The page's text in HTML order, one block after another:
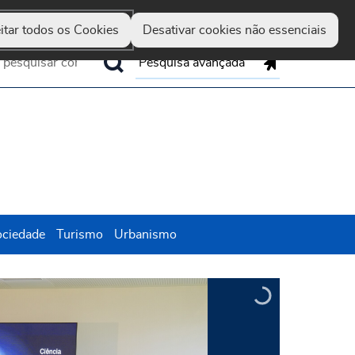
todos os Cookies Desativar cookies não essenciais
Guimarães
Marca
Up
Pesquisa avançada
Turismo Urbanismo